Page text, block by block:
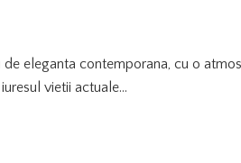
eleganta contemporana, cu o
vietii actuale…